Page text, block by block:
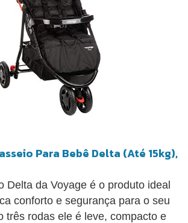
Para Bebê Delta (Até 15kg),
Delta da Voyage é o produto ideal
conforto e segurança para o seu
três rodas ele é leve, compacto e